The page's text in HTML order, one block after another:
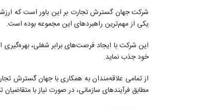
شرکت جهان گسترش تجارت بر این باور است که
یکی از مهم‌ترین راهبردهای این مجموعه بوده است.
این شرکت با ایجاد فرصت‌های برابر شغلی،
خود جذب نماید.
از تمامی علاقه‌مندان به همکاری با جهان گسترش
مطابق فرآیندهای سازمانی، در صورت نیاز با